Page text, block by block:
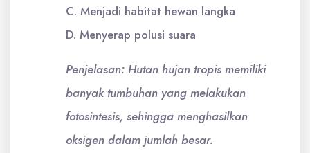
C. Menjadi habitat hewan langka
D. Menyerap polusi suara
Penjelasan: Hutan hujan tropis memiliki
banyak tumbuhan yang melakukan
fotosintesis, sehingga menghasilkan
oksigen dalam jumlah besar.